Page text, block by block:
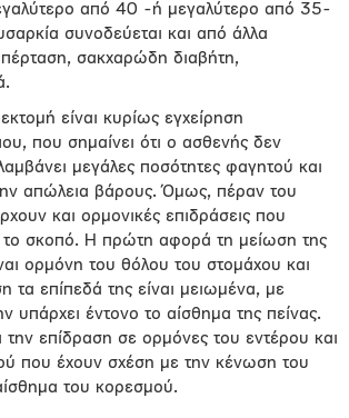
από 40 -ή μεγαλύτερο από 35-
συνοδεύεται και από άλλα
σακχαρώδη διαβήτη,
είναι κυρίως εγχείρηση
που σημαίνει ότι ο ασθενής δεν
μεγάλες ποσότητες φαγητού και
την απώλεια βάρους. Όμως, πέραν του
και ορμονικές επιδράσεις που
σκοπό. Η πρώτη αφορά τη μείωση της
ορμόνη του θόλου του στομάχου και
τα επίπεδά της είναι μειωμένα, με
υπάρχει έντονο το αίσθημα της πείνας.
επίδραση σε ορμόνες του εντέρου και
που έχουν σχέση με την κένωση του
του κορεσμού.